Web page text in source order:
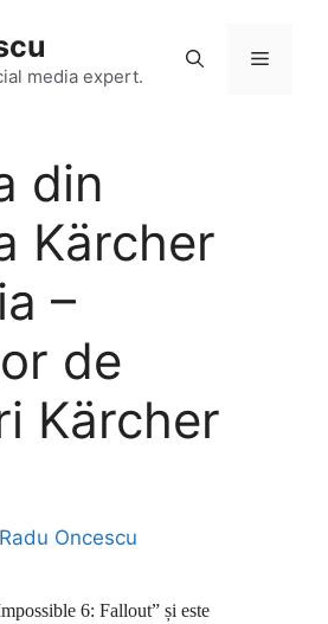
media expert.
Menu
din
Kärcher
–
de
Kärcher
Radu Oncescu
6: Fallout” și este